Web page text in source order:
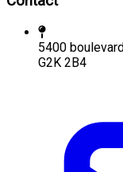
5400
G2K 2B4